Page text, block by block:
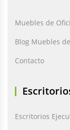
Muebles de
Blog Muebles
Contacto
Escritorios